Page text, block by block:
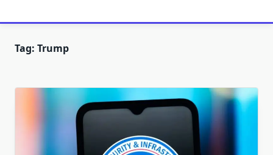
Tag: Trump